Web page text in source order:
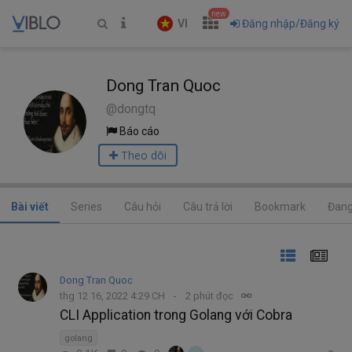
VI
new
Đăng nhập/Đăng ký
Dong Tran Quoc
@dongtq
Báo cáo
Theo dõi
Bài viết Series Câu hỏi Câu trả lời Bookmark
Dong Tran Quoc
thg 12 16, 2022 4:29 CH
2 phút đọc
CLI Application trong Golang với Cobra
golang